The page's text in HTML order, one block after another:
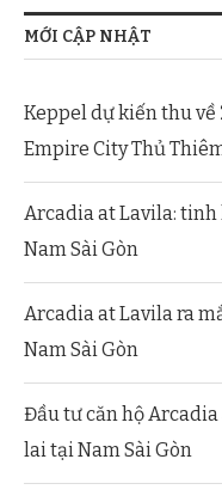
MỚI CẬP NHẬT
Keppel dự kiến thu
Empire City Thủ
Arcadia at Lavila:
Nam Sài Gòn
Arcadia at Lavila ra
Nam Sài Gòn
Đầu tư căn hộ
lai tại Nam Sài Gòn